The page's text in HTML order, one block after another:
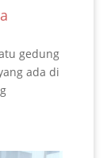
gedung
ada di